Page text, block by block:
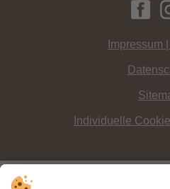
Impressum
Individuelle